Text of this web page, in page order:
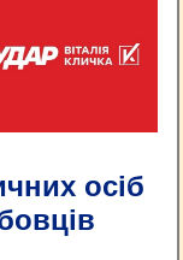
осіб